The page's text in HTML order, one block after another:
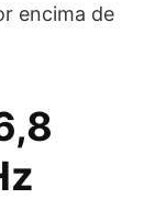
encima de